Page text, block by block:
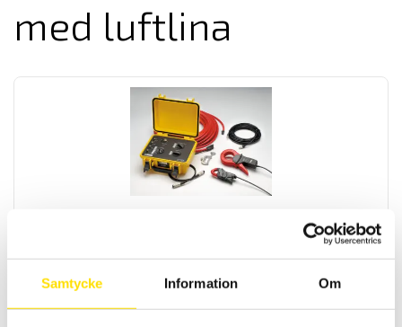
Samtycke Information Om
med luftlina
Tillbehör för jordbrygga CA6472 som mäter enligt
110.00kr–9,195.00kr LÄS MER